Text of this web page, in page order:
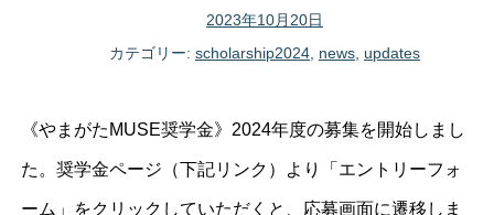
2023年10月20日
カテゴリー: scholarship2024, news, updates
《やまがたMUSE奨学金》2024年度の募集を開始しまし
た。奨学金ページ（下記リンク）より「エントリーフォ
ーム」をクリックしていただくと、応募画面に遷移しま